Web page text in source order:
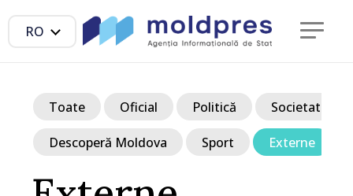
RO
Toate Oficial Politică Societate
Descoperă Moldova Sport Externe